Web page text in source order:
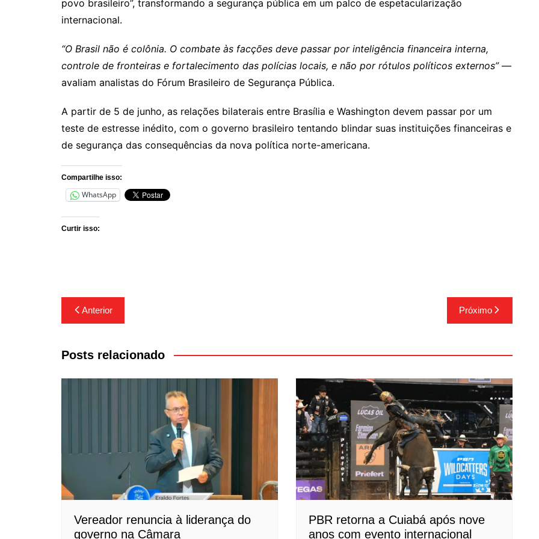
povo brasileiro”, transformando a segurança pública em um palco de espetacularização
internacional.
“O Brasil não é colônia. O combate às facções deve passar por inteligência financeira interna,
controle de fronteiras e fortalecimento das polícias locais, e não por rótulos políticos externos”—
avaliam analistas do Fórum Brasileiro de Segurança Pública.
A partir de 5 de junho, as relações bilaterais entre Brasília e Washington devem passar por um
teste de estresse inédito, com o governo brasileiro tentando blindar suas instituições financeiras e
de segurança das consequências da nova política norte-americana.
Compartilhe isso:
WhatsApp
Curtir isso:
Navegação
de
Post
Anterior Próximo
Posts relacionado
Vereador renuncia à liderança do
governo na Câmara
PBR retorna a Cuiabá após nove
anos com evento internacional